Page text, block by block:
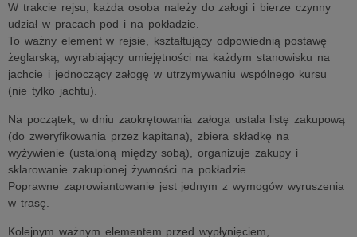
W trakcie rejsu, każda osoba należy do załogi i bierze czynny
udział w pracach pod i na pokładzie.
To ważny element w rejsie, kształtujący odpowiednią postawę
żeglarską, wyrabiający umiejętności na każdym stanowisku na
jachcie i jednoczący załogę w utrzymywaniu wspólnego kursu
(nie tylko jachtu).
Na początek, w dniu zaokrętowania załoga ustala listę zakupową
(do zweryfikowania przez kapitana), zbiera składkę na
wyżywienie (ustaloną między sobą), organizuje zakupy i
sklarowanie zakupionej żywności na pokładzie.
Poprawne zaprowiantowanie jest jednym z wymogów wyruszenia
w trasę.
Kolejnym ważnym elementem przed wypłynięciem,